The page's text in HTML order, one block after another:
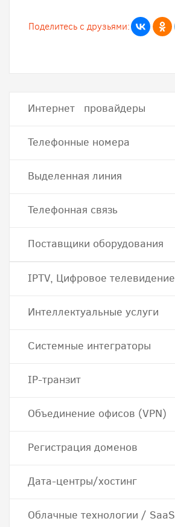
Поделитесь с друзьями:
Интернет провайдеры
Телефонные номера
Выделенная линия
Телефонная связь
Поставщики оборудования
IPTV, Цифровое телевидение
Интеллектуальные услуги
Системные интеграторы
IP-транзит
Объединение офисов (VPN)
Регистрация доменов
Дата-центры/хостинг
Облачные технологии / SaaS